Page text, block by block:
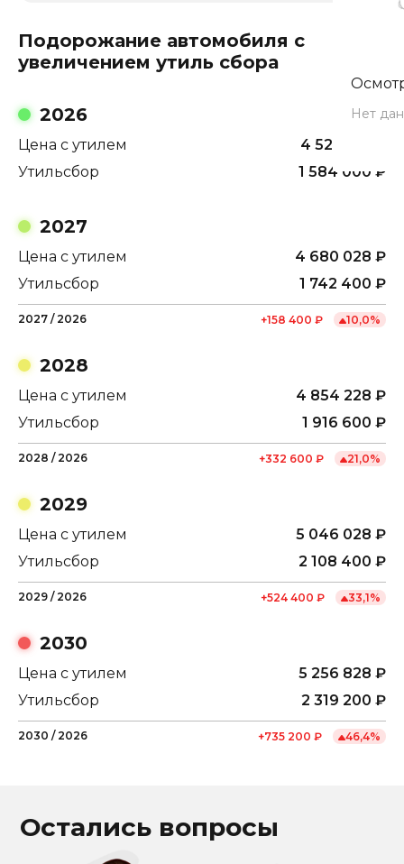
Нет
Подорожание автомобиля с
увеличением утиль сбора
2026
Цена с утилем 4 521 628
Утильсбор
1 584 000 ₽
2027
Цена с утилем 4 680 028 ₽
Утильсбор
1 742 400 ₽
2027 / 2026 +158 400 ₽ 10,0%
2028
Цена с утилем 4 854 228 ₽
Утильсбор
1 916 600 ₽
2028 / 2026 +332 600 ₽ 21,0%
2029
Цена с утилем 5 046 028 ₽
Утильсбор
2 108 400 ₽
2029 / 2026 +524 400 ₽ 33,1%
2030
Цена с утилем 5 256 828 ₽
Утильсбор
2 319 200 ₽
2030 / 2026 +735 200 ₽ 46,4%
Остались вопросы